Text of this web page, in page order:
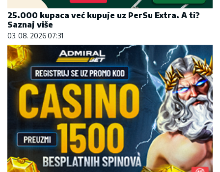
25.000 kupaca već kupuje uz PerSu Extra. A ti?
Saznaj više
03. 08. 2026 07:31